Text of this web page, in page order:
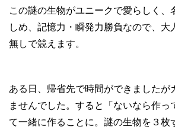
この謎の生物がユニークで愛らしく、
しめ、記憶力・瞬発力勝負なので、大
無しで競えます。
ある日、帰省先で時間ができましたが
ませんでした。すると「ないなら作っ
て一緒に作ることに。謎の生物を３枚